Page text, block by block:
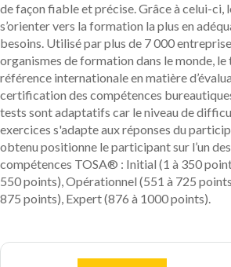
de façon fiable et précise. Grâce à celui-ci,
s’orienter vers la formation la plus en
besoins. Utilisé par plus de 7 000
organismes de formation dans le monde,
référence internationale en matière
certification des compétences
tests sont adaptatifs car le niveau de
exercices s'adapte aux réponses du
obtenu positionne le participant sur l’un
compétences TOSA® : Initial (1 à 350
550 points), Opérationnel (551 à 725
875 points), Expert (876 à 1000 points).